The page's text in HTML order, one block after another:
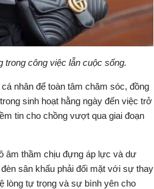
trong công việc lẫn cuộc sống.
nhân để toàn tâm chăm sóc, đồng
sinh hoạt hằng ngày đến việc trở
tin cho chồng vượt qua giai đoạn
âm thầm chịu đựng áp lực và dư
sân khấu phải đối mặt với sự thay
lòng tự trọng và sự bình yên cho